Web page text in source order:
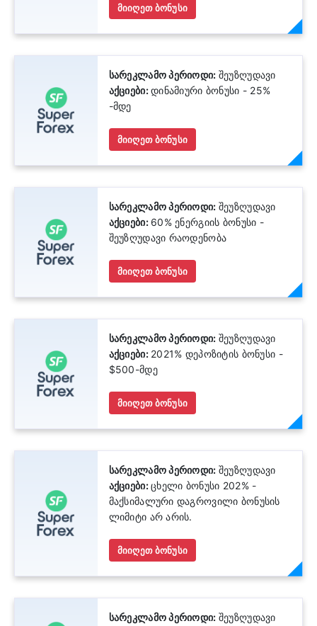
მიიღეთ ბონუსი
სარეკლამო პერიოდი: შეუზღუდავი
აქციები:დინამიური ბონუსი - 25%
-მდე
მიიღეთ ბონუსი
სარეკლამო პერიოდი: შეუზღუდავი
აქციები: 60% ენერგიის ბონუსი -
შეუზღუდავი რაოდენობა
მიიღეთ ბონუსი
სარეკლამო პერიოდი: შეუზღუდავი
აქციები: 2021% დეპოზიტის ბონუსი -
$500-მდე
მიიღეთ ბონუსი
სარეკლამო პერიოდი: შეუზღუდავი
აქციები:ცხელი ბონუსი 202% -
მაქსიმალური დაგროვილი ბონუსის
ლიმიტი არ არის.
მიიღეთ ბონუსი
სარეკლამო პერიოდი: შეუზღუდავი